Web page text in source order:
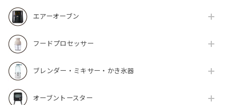
エアーオーブン
フードプロセッサー
ブレンダー・ミキサー・かき氷器
オーブントースター